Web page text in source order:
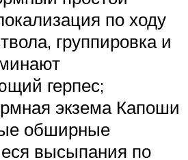
по ходу
группировка и
герпес;
экзема Капоши
обширные
высыпания по